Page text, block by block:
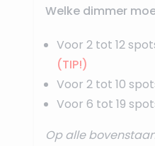
Welke dimmer
Voor 2 tot 12
(TIP!)
Voor 2 tot 10
Voor 6 tot 19
Op alle